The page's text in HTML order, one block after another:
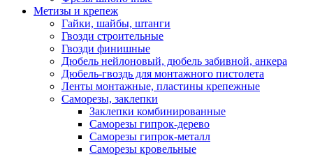
Метизы и крепеж
Гайки, шайбы, штанги
Гвозди строительные
Гвозди финишные
Дюбель нейлоновый, дюбель забивной, анкера
Дюбель-гвоздь для монтажного пистолета
Ленты монтажные, пластины крепежные
Саморезы, заклепки
Заклепки комбинированные
Саморезы гипрок-дерево
Саморезы гипрок-металл
Саморезы кровельные